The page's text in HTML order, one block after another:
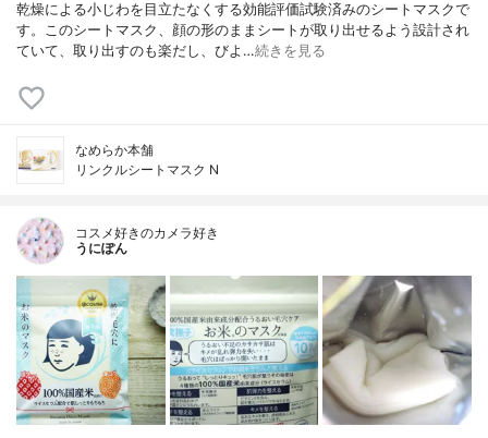
乾燥による小じわを目立たなくする効能評価試験済みのシートマスクで
す。このシートマスク、顔の形のままシートが取り出せるよう設計され
ていて、取り出すのも楽だし、びよ…続きを見る
なめらか本舗
リンクルシートマスク N
コスメ好きのカメラ好き
うにぽん